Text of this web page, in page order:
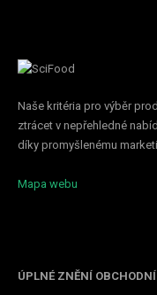
Naše kritéria pro výběr
ztrácet v nepřehledné
díky promyšlenému
Mapa webu
ÚPLNÉ ZNĚNÍ